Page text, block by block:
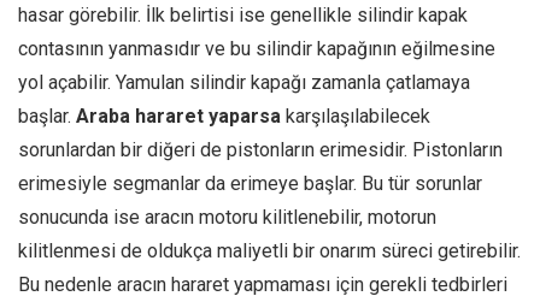
hasar görebilir. İlk belirtisi ise genellikle silindir kapak
contasının yanmasıdır ve bu silindir kapağının eğilmesine
yol açabilir. Yamulan silindir kapağı zamanla çatlamaya
başlar. Araba hararet yaparsa karşılaşılabilecek
sorunlardan bir diğeri de pistonların erimesidir. Pistonların
erimesiyle segmanlar da erimeye başlar. Bu tür sorunlar
sonucunda ise aracın motoru kilitlenebilir, motorun
kilitlenmesi de oldukça maliyetli bir onarım süreci getirebilir.
Bu nedenle aracın hararet yapmaması için gerekli tedbirleri